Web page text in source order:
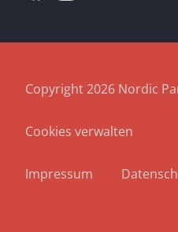
Copyright 2026 Nordic
Cookies verwalten
überspringen
Impressum